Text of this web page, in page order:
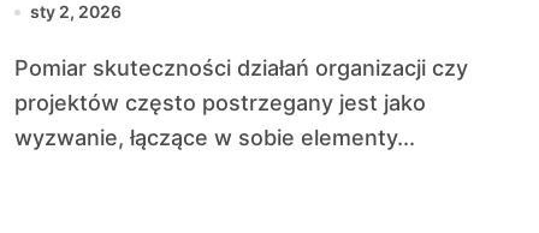
sty 2, 2026
Pomiar skuteczności działań organizacji czy
projektów często postrzegany jest jako
wyzwanie, łączące w sobie elementy...